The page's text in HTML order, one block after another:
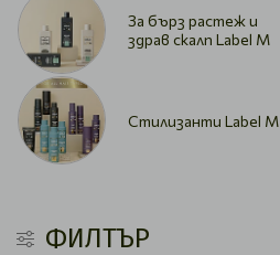
За бърз растеж и
здрав скалп Label M
Стилизанти Label M
ФИЛТЪР